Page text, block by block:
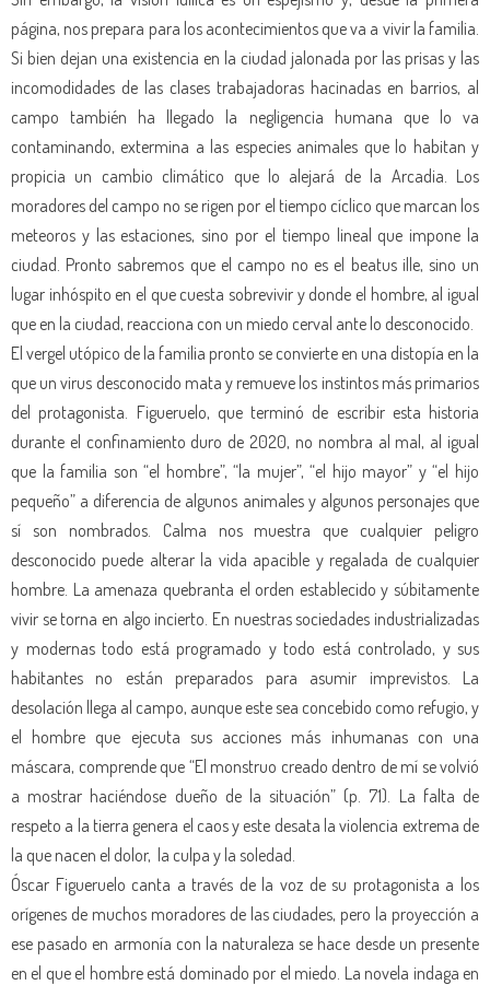
página, nos prepara para los acontecimientos que va a vivir la familia.
Si bien dejan una existencia en la ciudad jalonada por las prisas y las
incomodidades de las clases trabajadoras hacinadas en barrios, al
campo también ha llegado la negligencia humana que lo va
contaminando, extermina a las especies animales que lo habitan y
propicia un cambio climático que lo alejará de la Arcadia. Los
moradores del campo no se rigen por el tiempo cíclico que marcan los
meteoros y las estaciones, sino por el tiempo lineal que impone la
ciudad. Pronto sabremos que el campo no es el beatus ille, sino un
lugar inhóspito en el que cuesta sobrevivir y donde el hombre, al igual
que en la ciudad, reacciona con un miedo cerval ante lo desconocido.
El vergel utópico de la familia pronto se convierte en una distopía en la
que un virus desconocido mata y remueve los instintos más primarios
del protagonista. Figueruelo, que terminó de escribir esta historia
durante el confinamiento duro de 2020, no nombra al mal, al igual
que la familia son “el hombre”, “la mujer”, “el hijo mayor” y “el hijo
pequeño” a diferencia de algunos animales y algunos personajes que
sí son nombrados. Calma nos muestra que cualquier peligro
desconocido puede alterar la vida apacible y regalada de cualquier
hombre. La amenaza quebranta el orden establecido y súbitamente
vivir se torna en algo incierto. En nuestras sociedades industrializadas
y modernas todo está programado y todo está controlado, y sus
habitantes no están preparados para asumir imprevistos. La
desolación llega al campo, aunque este sea concebido como refugio, y
el hombre que ejecuta sus acciones más inhumanas con una
máscara, comprende que “El monstruo creado dentro de mí se volvió
a mostrar haciéndose dueño de la situación” (p. 71). La falta de
respeto a la tierra genera el caos y este desata la violencia extrema de
la que nacen el dolor, la culpa y la soledad.
Óscar Figueruelo canta a través de la voz de su protagonista a los
orígenes de muchos moradores de las ciudades, pero la proyección a
ese pasado en armonía con la naturaleza se hace desde un presente
en el que el hombre está dominado por el miedo. La novela indaga en